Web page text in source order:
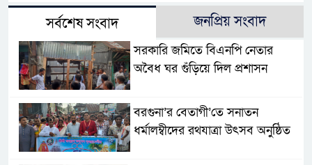
সর্বশেষ সংবাদ জনপ্রিয় সংবাদ
সরকারি জমিতে বিএনপি নেতার
অবৈধ ঘর গুঁড়িয়ে দিল প্রশাসন
বরগুনা’র বেতাগী’তে সনাতন
ধর্মালম্বীদের রথযাত্রা উৎসব অনুষ্ঠিত